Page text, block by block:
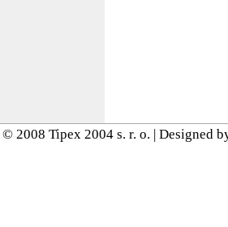
© 2008 Tipex 2004 s. r. o. | Designed